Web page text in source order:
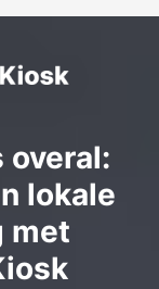
overal:
lokale
met